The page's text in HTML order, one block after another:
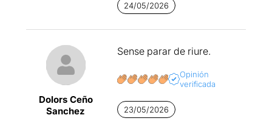
24/05/2026
Dolors Ceño
Sanchez
Sense parar de riure.
Opinión
verificada
23/05/2026